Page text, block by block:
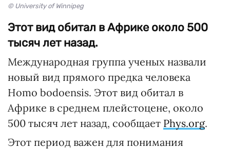
© University of Winnipeg
Этот вид обитал в Африке около 500
тысяч лет назад.
Международная группа ученых назвали
новый вид прямого предка человека
Homo bodoensis. Этот вид обитал в
Африке в среднем плейстоцене, около
500 тысяч лет назад, сообщает Phys.org.
Этот период важен для понимания